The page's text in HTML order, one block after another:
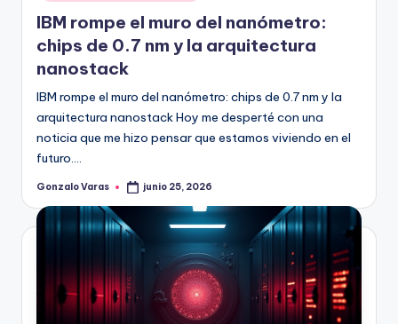
IBM rompe el muro del nanómetro:
chips de 0.7 nm y la arquitectura
nanostack
IBM rompe el muro del nanómetro: chips de 0.7 nm y la
arquitectura nanostack Hoy me desperté con una
noticia que me hizo pensar que estamos viviendo en el
futuro.…
Publicado
Gonzalo Varas junio 25, 2026